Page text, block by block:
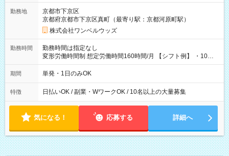
勤務地
京都市下京区
京都府京都市下京区真町（最寄り駅：京都河原町駅）
株式会社ワンベルウッズ
勤務時間
勤務時間は指定なし
変形労働時間制 想定労働時間160時間/月 【シフト例】 ・10：
00～20：00
期間 単発・1日のみOK
特徴 日払いOK / 副業・WワークOK / 10名以上の大量募集
気になる！ 応募する 詳細へ